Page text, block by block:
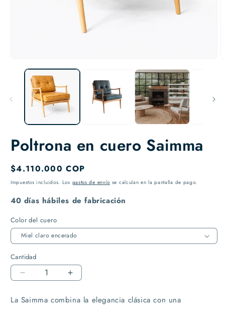
elemento
multimedia
una
ventana
Poltrona en cuero Saimma
Precio
habitual
$4.110.000 COP
Impuestos incluidos. Los gastos de envío se calculan en la pantalla de pago.
40 días hábiles de fabricación
Color del cuero
Cantidad
Reducir
para
Aumentar
para
La Saimma combina la elegancia clásica con una